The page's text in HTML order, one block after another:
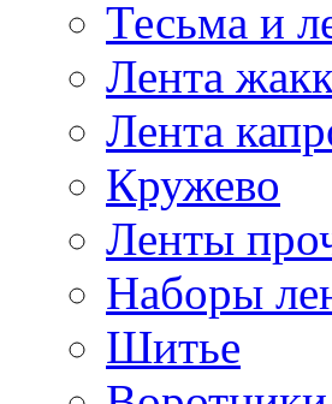
Тесьма и
Лента
Лента
Кружево
Ленты
Наборы
Шитье